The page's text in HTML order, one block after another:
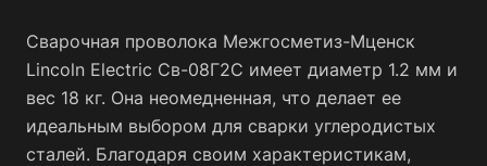
Сварочная проволока Межгосметиз-Мценск
Lincoln Electric Св-08Г2С имеет диаметр 1.2 мм и
вес 18 кг. Она неомедненная, что делает ее
идеальным выбором для сварки углеродистых
сталей. Благодаря своим характеристикам,